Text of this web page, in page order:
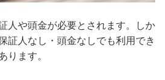
人や頭金が必要とされます。しか
証人なし・頭金なしでも利用でき
ります。